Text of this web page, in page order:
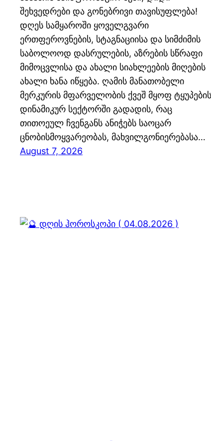
შეხვედრები და გონებრივი თავისუფლება!
დღეს სამყაროში ყოველგვარი
ერთფეროვნების, სტაგნაციისა და სიმძიმის
საბოლოოდ დასრულების, აზრების სწრაფი
მიმოცვლისა და ახალი სიახლეების მიღების
ახალი ხანა იწყება. ღამის მანათობელი
მერკურის მფარველობის ქვეშ მყოფ ტყუპების
დინამიკურ სექტორში გადადის, რაც
თითოეულ ჩვენგანს ანიჭებს საოცარ
ცნობისმოყვარეობას, მახვილგონიერებასა…
August 7, 2026